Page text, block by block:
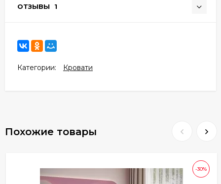
ОТЗЫВЫ 1
Категории: Кровати
Похожие товары
-30%